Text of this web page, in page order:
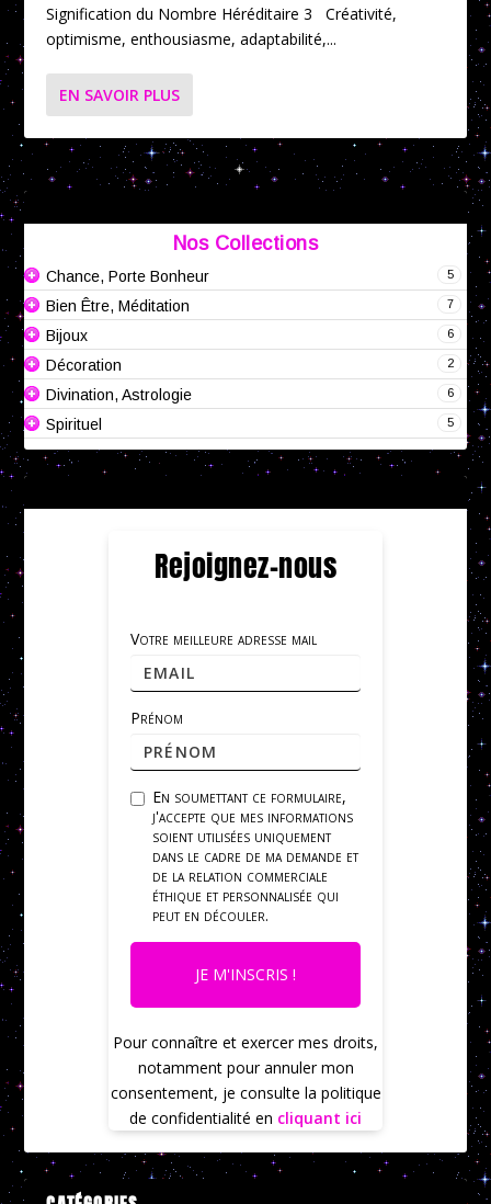
Signification du Nombre Héréditaire 3 Créativité,
optimisme, enthousiasme, adaptabilité,...
EN SAVOIR PLUS
Nos Collections
5
Chance, Porte Bonheur
7
Bien Être, Méditation
6
Bijoux
2
Décoration
6
Divination, Astrologie
5
Spirituel
Rejoignez-nous
Votre meilleure adresse mail
Prénom
En soumettant ce formulaire,
j'accepte que mes informations
soient utilisées uniquement
dans le cadre de ma demande et
de la relation commerciale
éthique et personnalisée qui
peut en découler.
JE M'INSCRIS !
Pour connaître et exercer mes droits,
notamment pour annuler mon
consentement, je consulte la politique
de confidentialité en cliquant ici